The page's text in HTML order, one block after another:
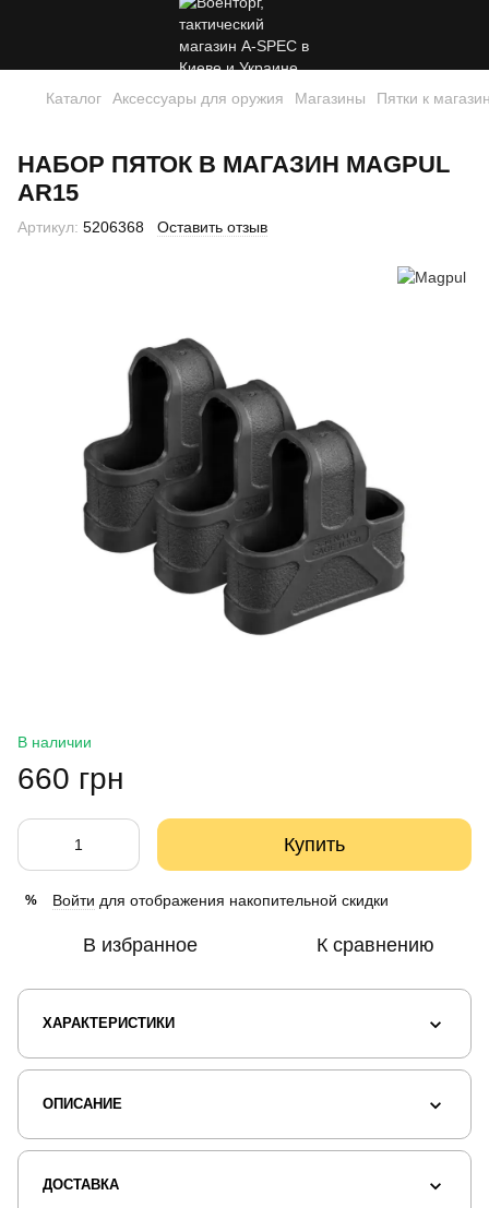
Каталог Аксессуары для оружия Магазины Пятки к
НАБОР ПЯТОК В МАГАЗИН MAGPUL
AR15
Артикул: 5206368 Оставить отзыв
В наличии
660 грн
Купить
% Войти для отображения накопительной скидки
В избранное К сравнению
ХАРАКТЕРИСТИКИ
ОПИСАНИЕ
ДОСТАВКА